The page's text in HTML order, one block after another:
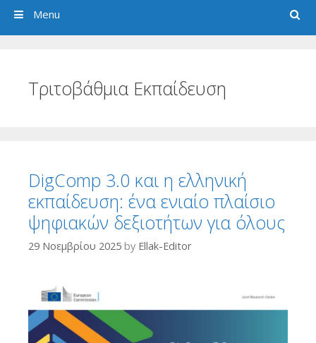
Search
Menu
Τριτοβάθμια Εκπαίδευση
DigComp 3.0 και η ελληνική
εκπαίδευση: ένα ενιαίο πλαίσιο
ψηφιακών δεξιοτήτων για όλους
29 Νοεμβρίου 2025 by Ellak-Editor